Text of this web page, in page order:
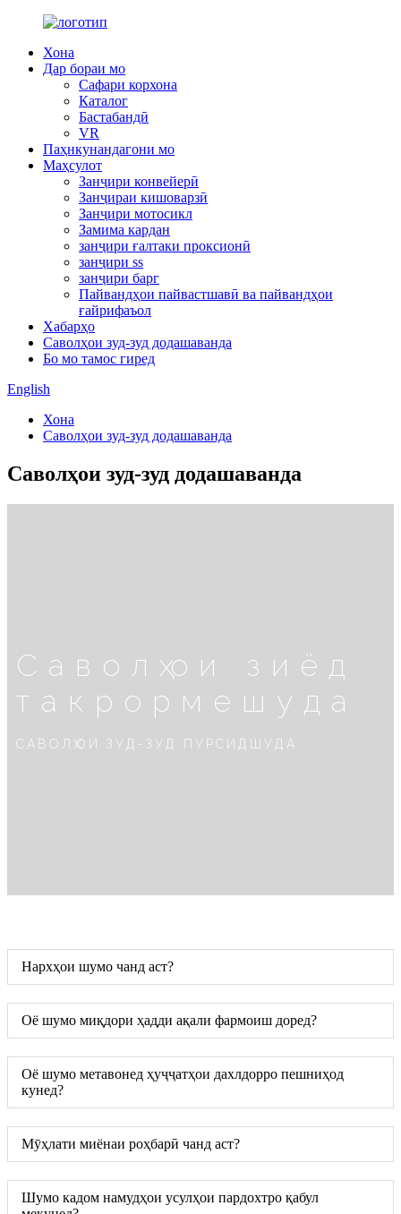
Хона
Дар бораи мо
Сафари корхона
Каталог
Бастабандӣ
VR
Паҳнкунандагони мо
Маҳсулот
Занҷири конвейерӣ
Занҷираи кишоварзӣ
Занҷири мотосикл
Замима кардан
занҷири ғалтаки проксионӣ
занҷири ss
занҷири барг
Пайвандҳои пайвастшавӣ ва пайвандҳои
ғайрифаъол
Хабарҳо
Саволҳои зуд-зуд додашаванда
Бо мо тамос гиред
English
Хона
Саволҳои зуд-зуд додашаванда
Саволҳои зуд-зуд додашаванда
Саволҳои зиёд
такрормешуда
САВОЛҲОИ ЗУД-ЗУД ПУРСИДШУДА
Нархҳои шумо чанд аст?
Оё шумо миқдори ҳадди ақали фармоиш доред?
Оё шумо метавонед ҳуҷҷатҳои дахлдорро пешниҳод
кунед?
Мӯҳлати миёнаи роҳбарӣ чанд аст?
Шумо кадом намудҳои усулҳои пардохтро қабул